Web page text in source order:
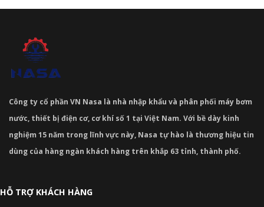
Công ty cổ phần VN Nasa là nhà nhập khẩu và phân phối máy bơm
nước, thiết bị điện cơ, cơ khí số 1 tại Việt Nam. Với bề dày kinh
nghiệm 15 năm trong lĩnh vực này, Nasa tự hào là thương hiệu tin
dùng của hàng ngàn khách hàng trên khắp 63 tỉnh, thành phố.
HỖ TRỢ KHÁCH HÀNG